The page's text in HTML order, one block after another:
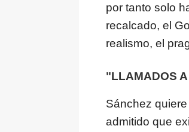
por tanto solo
recalcado, el
realismo, el
"LLAMADOS
Sánchez
admitido que